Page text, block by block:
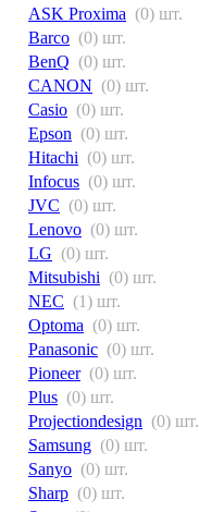
ASK Proxima (0) шт.
Barco (0) шт.
BenQ (0) шт.
CANON (0) шт.
Casio (0) шт.
Epson (0) шт.
Hitachi (0) шт.
Infocus (0) шт.
JVC (0) шт.
Lenovo (0) шт.
LG (0) шт.
Mitsubishi (0) шт.
NEC (1) шт.
Optoma (0) шт.
Panasonic (0) шт.
Pioneer (0) шт.
Plus (0) шт.
Projectiondesign (0) шт.
Samsung (0) шт.
Sanyo (0) шт.
Sharp (0) шт.